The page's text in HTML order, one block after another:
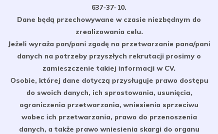
637-37-10.
Dane będą przechowywane w czasie niezbędnym do
zrealizowania celu.
Jeżeli wyraża pan/pani zgodę na przetwarzanie pana/pani
danych na potrzeby przyszłych rekrutacji prosimy o
zamieszczenie takiej informacji w CV.
Osobie, której dane dotyczą przysługuje prawo dostępu
do swoich danych, ich sprostowania, usunięcia,
ograniczenia przetwarzania, wniesienia sprzeciwu
wobec ich przetwarzania, prawo do przenoszenia
danych, a także prawo wniesienia skargi do organu